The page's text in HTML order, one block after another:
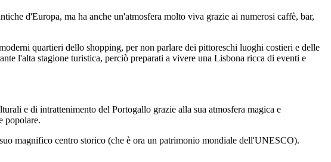
d'Europa, ma ha anche un'atmosfera molto viva grazie ai numerosi caffè, bar,
quartieri dello shopping, per non parlare dei pittoreschi luoghi costieri e delle
l'alta stagione turistica, perciò preparati a vivere una Lisbona ricca di eventi e
e di intrattenimento del Portogallo grazie alla sua atmosfera magica e
popolare.
magnifico centro storico (che è ora un patrimonio mondiale dell'UNESCO).